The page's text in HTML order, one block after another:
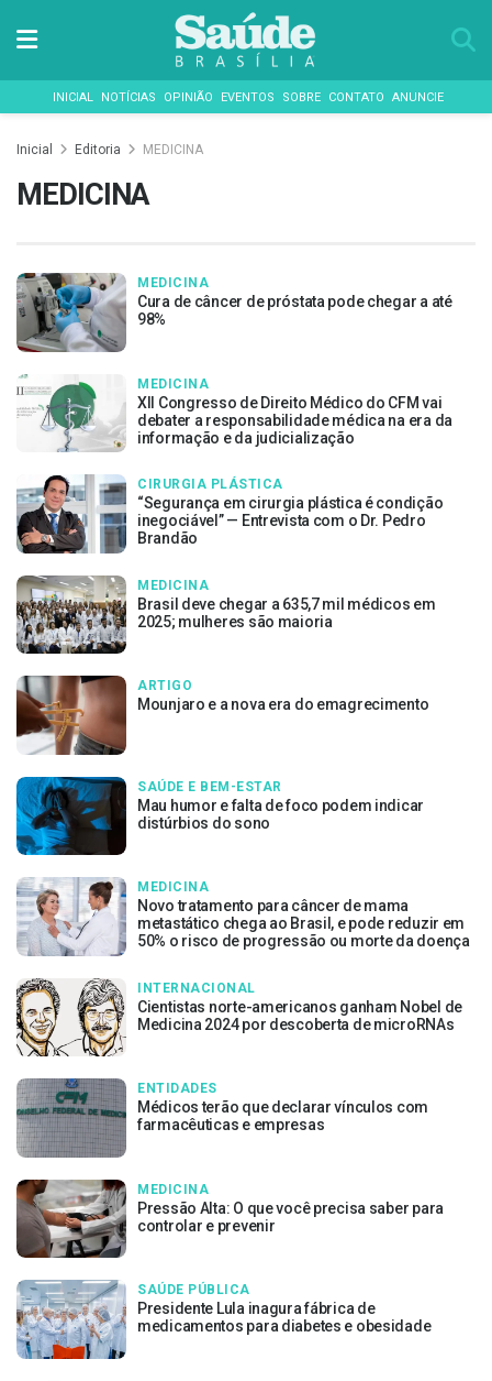
INICIAL NOTÍCIAS OPINIÃO EVENTOS SOBRE CONTATO ANUNCIE
Inicial Editoria MEDICINA
MEDICINA
MEDICINA
Cura de câncer de próstata pode chegar a até
98%
MEDICINA
XII Congresso de Direito Médico do CFM vai
debater a responsabilidade médica na era da
informação e da judicialização
CIRURGIA PLÁSTICA
“Segurança em cirurgia plástica é condição
inegociável” — Entrevista com o Dr. Pedro
Brandão
MEDICINA
Brasil deve chegar a 635,7 mil médicos em
2025; mulheres são maioria
ARTIGO
Mounjaro e a nova era do emagrecimento
SAÚDE E BEM-ESTAR
Mau humor e falta de foco podem indicar
distúrbios do sono
MEDICINA
Novo tratamento para câncer de mama
metastático chega ao Brasil, e pode reduzir em
50% o risco de progressão ou morte da doença
INTERNACIONAL
Cientistas norte-americanos ganham Nobel de
Medicina 2024 por descoberta de microRNAs
ENTIDADES
Médicos terão que declarar vínculos com
farmacêuticas e empresas
MEDICINA
Pressão Alta: O que você precisa saber para
controlar e prevenir
SAÚDE PÚBLICA
Presidente Lula inagura fábrica de
medicamentos para diabetes e obesidade